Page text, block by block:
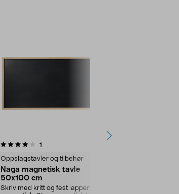
1
Oppslagstavler og tilbehør
Naga magnetisk tavle
50x100 cm
Skriv med kritt og fest lapper
4.0 av 5 stjerner